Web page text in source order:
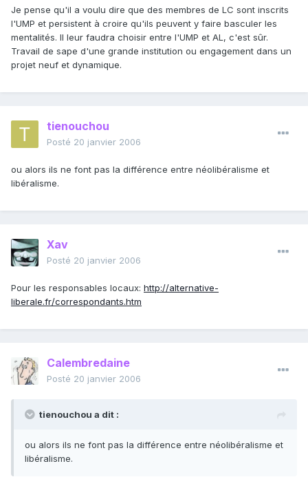
Je pense qu'il a voulu dire que des membres de LC sont inscrits
l'UMP et persistent à croire qu'ils peuvent y faire basculer les
mentalités. Il leur faudra choisir entre l'UMP et AL, c'est sûr.
Travail de sape d'une grande institution ou engagement dans un
projet neuf et dynamique.
tienouchou
Posté 20 janvier 2006
ou alors ils ne font pas la différence entre néolibéralisme et
libéralisme.
Xav
Posté 20 janvier 2006
Pour les responsables locaux: http://alternative-
liberale.fr/correspondants.htm
Calembredaine
Posté 20 janvier 2006
tienouchou a dit :
ou alors ils ne font pas la différence entre néolibéralisme et
libéralisme.